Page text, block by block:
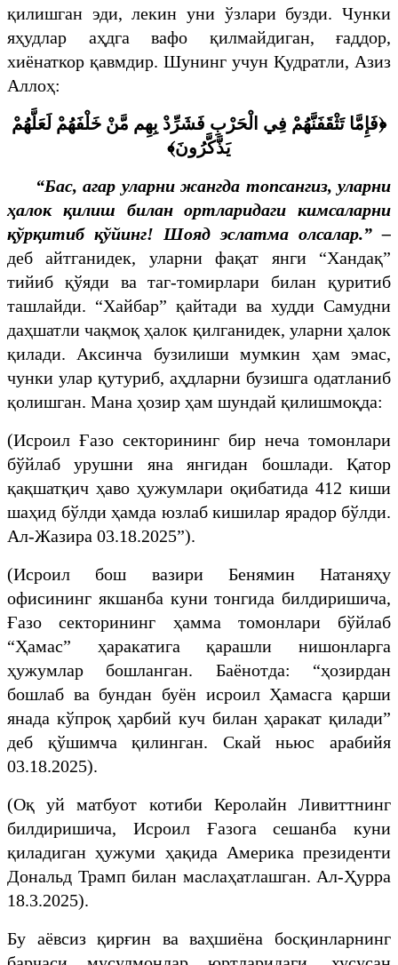
қилишган эди, лекин уни ўзлари бузди. Чунки
яҳудлар аҳдга вафо қилмайдиган, ғаддор,
хиёнаткор қавмдир. Шунинг учун Қудратли, Азиз
Аллоҳ:
﴿فَإِمَّا تَثْقَفَنَّهُمْ فِي الْحَرْبِ فَشَرِّدْ بِهِم مَّنْ خَلْفَهُمْ لَعَلَّهُمْ
يَذَّكَّرُونَ﴾
“Бас, агар уларни жангда топсангиз, уларни
ҳалок қилиш билан ортларидаги кимсаларни
қўрқитиб қўйинг! Шояд эслатма олсалар.” –
деб айтганидек, уларни фақат янги “Хандақ”
тийиб қўяди ва таг-томирлари билан қуритиб
ташлайди. “Хайбар” қайтади ва худди Самудни
даҳшатли чақмоқ ҳалок қилганидек, уларни ҳалок
қилади. Аксинча бузилиши мумкин ҳам эмас,
чунки улар қутуриб, аҳдларни бузишга одатланиб
қолишган. Мана ҳозир ҳам шундай қилишмоқда:
(Исроил Ғазо секторининг бир неча томонлари
бўйлаб урушни яна янгидан бошлади. Қатор
қақшатқич ҳаво ҳужумлари оқибатида 412 киши
шаҳид бўлди ҳамда юзлаб кишилар ярадор бўлди.
Ал-Жазира 03.18.2025”).
(Исроил бош вазири Бенямин Натаняҳу
офисининг якшанба куни тонгида билдиришича,
Ғазо секторининг ҳамма томонлари бўйлаб
“Ҳамас” ҳаракатига қарашли нишонларга
ҳужумлар бошланган. Баёнотда: “ҳозирдан
бошлаб ва бундан буён исроил Ҳамасга қарши
янада кўпроқ ҳарбий куч билан ҳаракат қилади”
деб қўшимча қилинган. Скай ньюс арабийя
03.18.2025).
(Оқ уй матбуот котиби Керолайн Ливиттнинг
билдиришича, Исроил Ғазога сешанба куни
қиладиган ҳужуми ҳақида Америка президенти
Дональд Трамп билан маслаҳатлашган. Ал-Ҳурра
18.3.2025).
Бу аёвсиз қирғин ва ваҳшиёна босқинларнинг